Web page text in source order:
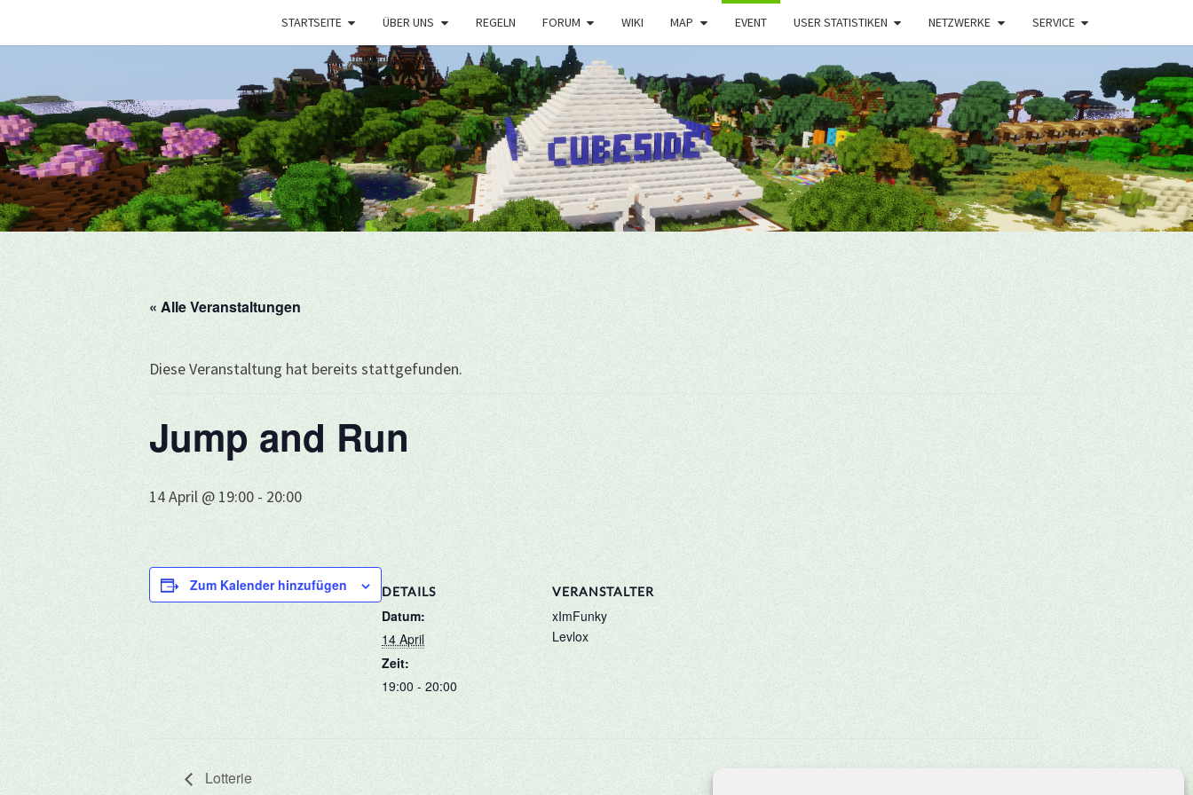
STARTSEITE ÜBER UNS REGELN FORUM WIKI MAP EVENT USER STATISTIKEN NETZWERKE SERVICE
« Alle Veranstaltungen
Diese Veranstaltung hat bereits stattgefunden.
Jump and Run
14 April @ 19:00 - 20:00
Zum Kalender hinzufügen DETAILS
Datum:
14 April
Zeit:
19:00 - 20:00
VERANSTALTER
xImFunky
Levlox
Lotterie